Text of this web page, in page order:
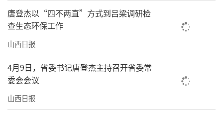
经济增长动力的有力举措，也是推动高质量发
展的长远之策。
日前，省商务厅发布公告明确，2025年我
省将继续实施一系列以旧换新补贴政策，涵盖
汽车报废更新、汽车置换更新、家电以旧换
新、家装厨卫“焕新”、电动自行车以旧换新
以及手机等3C数码产品购新等多个领域。
唐登杰以“四不两直”方式到吕梁调研检
查生态环保工作
山西日报
4月9日，省委书记唐登杰主持召开省委常
委会会议
山西日报